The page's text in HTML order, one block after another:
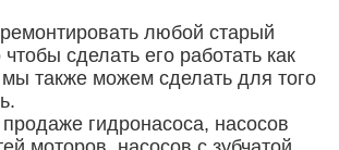
любой старый
сделать его работать как
также можем сделать для того
гидронасоса, насосов